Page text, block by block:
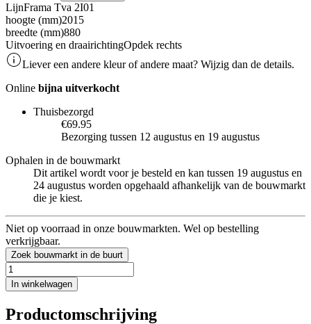
LijnFrama Tva 2I01
hoogte (mm)2015
breedte (mm)880
Uitvoering en draairichtingOpdek rechts
Liever een andere kleur of andere maat? Wijzig dan de details.
Online bijna uitverkocht
Thuisbezorgd
€69.95
Bezorging tussen 12 augustus en 19 augustus
Ophalen in de bouwmarkt
Dit artikel wordt voor je besteld en kan tussen 19 augustus en
24 augustus worden opgehaald afhankelijk van de bouwmarkt
die je kiest.
Niet op voorraad in onze bouwmarkten. Wel op bestelling
verkrijgbaar.
Zoek bouwmarkt in de buurt
In winkelwagen
Productomschrijving